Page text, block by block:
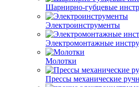
Шарнирно-губцевые
Электроинструменты
Электромонтажные
Молотки
Прессы механические